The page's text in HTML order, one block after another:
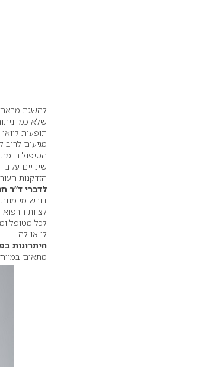
להשגת מראה
שלא כמו
תופעות
מגיעים לרוב
הטיפולים
שינויים עקב
הזדקנות
לדברי ד”ר
דורש מיומנות
לצוות
לכל מטופל
לו או לה.
היתרונות
מתאים